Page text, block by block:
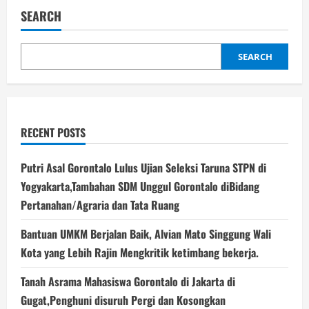
dapat
Gerindra
2
SEARCH
SEARCH
RECENT POSTS
Putri Asal Gorontalo Lulus Ujian Seleksi Taruna STPN di
Yogyakarta,Tambahan SDM Unggul Gorontalo diBidang
Pertanahan/Agraria dan Tata Ruang
Bantuan UMKM Berjalan Baik, Alvian Mato Singgung Wali
Kota yang Lebih Rajin Mengkritik ketimbang bekerja.
Tanah Asrama Mahasiswa Gorontalo di Jakarta di
Gugat,Penghuni disuruh Pergi dan Kosongkan